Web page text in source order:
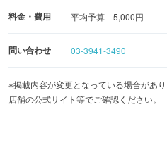
料金・費用 平均予算 5,000円
問い合わせ 03-3941-3490
※掲載内容が変更となっている場合があ
店舗の公式サイト等でご確認ください。